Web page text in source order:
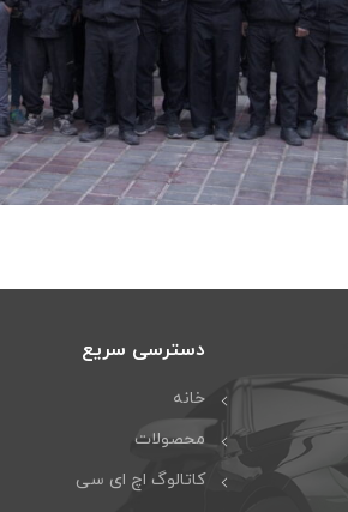
دسترسی سریع
خانه
محصولات
کاتالوگ اچ ای سی